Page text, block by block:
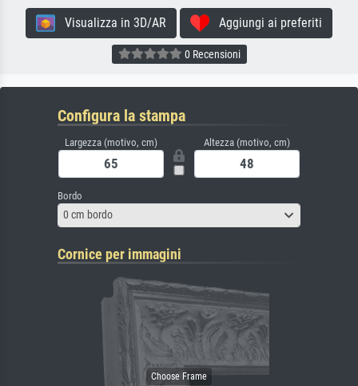
Visualizza in 3D/AR Aggiungi ai preferiti
0 Recensioni
Configura la stampa
Largezza (motivo, cm) Altezza (motivo, cm)
Bordo
0 cm bordo
Cornice per immagini